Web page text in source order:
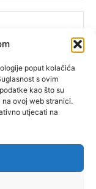
poput kolačića
s ovim
kao što su
ovoj web stranici.
utjecati na
u ovom